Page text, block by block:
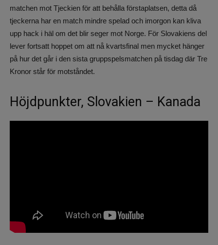
matchen mot Tjeckien för att behålla förstaplatsen, detta då
tjeckerna har en match mindre spelad och imorgon kan kliva
upp hack i häl om det blir seger mot Norge. För Slovakiens del
lever fortsatt hoppet om att nå kvartsfinal men mycket hänger
på hur det går i den sista gruppspelsmatchen på tisdag där Tre
Kronor står för motståndet.
Höjdpunkter, Slovakien – Kanada